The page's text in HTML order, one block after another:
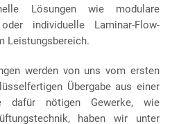
Lösungen wie modulare
oder individuelle Laminar-Flow-
Leistungsbereich.
werden von uns vom ersten
Übergabe aus einer
dafür nötigen Gewerke, wie
haben wir unter